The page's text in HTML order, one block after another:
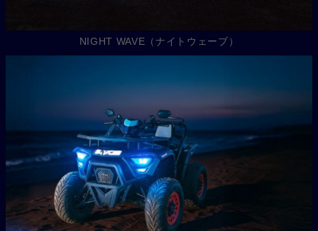
NIGHT WAVE（ナイトウェーブ）